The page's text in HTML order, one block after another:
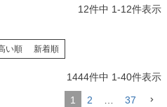
12件中 1-12件表示
い順 新着順
1444件中 1-40件表示
1 2 37